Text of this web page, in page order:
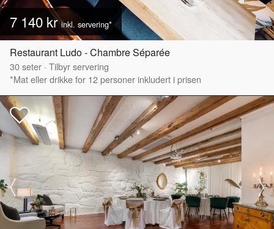
7 140 krinkl. servering*
Restaurant Ludo - Chambre Séparée
30seter · Tilbyr servering
*Mat eller drikke for 12 personer inkludert i prisen